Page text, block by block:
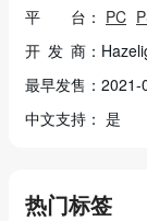
平 台： PC
开 发 商：
最早发售：2021-
中文支持： 是
热门标签